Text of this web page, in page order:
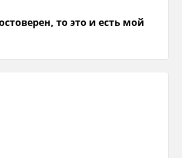
то это и есть мой